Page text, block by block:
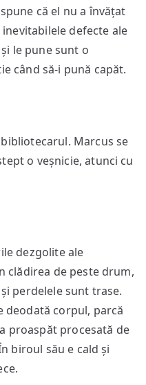
că el nu a învățat
defecte ale
le pune sunt o
când să-i pună capăt.
Marcus se
o veșnicie, atunci cu
dezgolite ale
clădirea de peste drum,
perdelele sunt trase.
deodată corpul, parcă
proaspăt procesată de
biroul său e cald și